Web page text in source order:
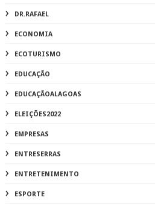
DR.RAFAEL
ECONOMIA
ECOTURISMO
EDUCAÇÃO
EDUCAÇÃOALAGOAS
ELEIÇÕES2022
EMPRESAS
ENTRESERRAS
ENTRETENIMENTO
ESPORTE